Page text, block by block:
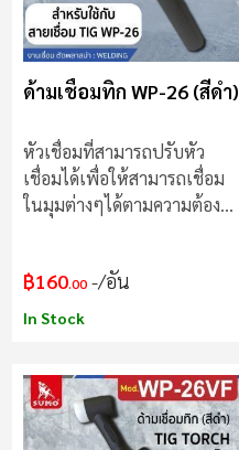
ด้ามเชื่อมทิก WP-26 (สีดำ)
หัวเชื่อมที่สามารถปรับหัว
เชื่อมได้เพื่อให้สามารถเชื่อม
ในมุมต่างๆได้ตามความต้องก
฿160.00 /อัน
In Stock